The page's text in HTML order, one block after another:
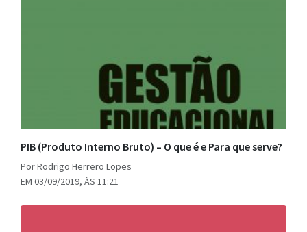
PIB (Produto Interno Bruto) – O que é e Para que serve?
Por Rodrigo Herrero Lopes
EM 03/09/2019, ÀS 11:21